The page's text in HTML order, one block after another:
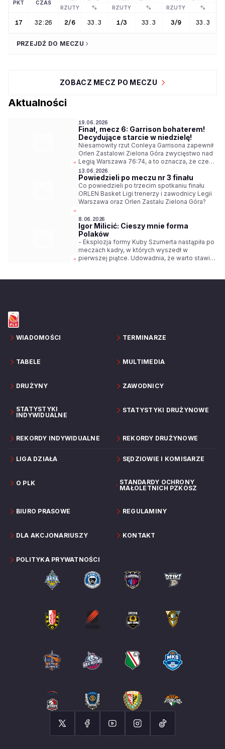
PKT CZAS
RZUTY
% RZUTY % RZUTY %
17 32:26 2/6 33.3 1/3 33.3 3/9 33.3
PRZEJDŹ DO MECZU
ZOBACZ MECZ PO MECZU
Aktualności
19.06.2026
Finał, mecz 6: Garrison bohaterem!
Decydujące starcie w niedzielę!
Niesamowity rzut Conleya Garrisona zapewnił
Orlen Zastalowi Zielona Góra zwycięstwo nad
Legią Warszawa 76:74, a to oznacza, że czeka
nas decydujący, siódmy mecz finałowy! Gramy
już w niedzielę o godz. 19:00, transmisja w
Polsat Sport 1.
13.06.2026
Powiedzieli po meczu nr 3 finału
Co powiedzieli po trzecim spotkaniu finału
ORLEN Basket Ligi trenerzy i zawodnicy Legii
Warszawa oraz Orlen Zastalu Zielona Góra?
8.06.2026
Igor Milicić: Cieszy mnie forma
Polaków
- Eksplozja formy Kuby Szumerta nastąpiła po
meczach kadry, w których wyszedł w
pierwszej piątce. Udowadnia, że warto stawiać
WIADOMOŚCI TERMINARZE
TABELE MULTIMEDIA
DRUŻYNY ZAWODNICY
STATYSTYKI
INDYWIDUALNE
STATYSTYKI DRUŻYNOWE
REKORDY INDYWIDUALNE REKORDY DRUŻYNOWE
LIGA DZIAŁA SĘDZIOWIE I KOMISARZE
O PLK
STANDARDY OCHRONY
MAŁOLETNICH PZKOSZ
BIURO PRASOWE REGULAMINY
DLA AKCJONARIUSZY KONTAKT
POLITYKA PRYWATNOŚCI